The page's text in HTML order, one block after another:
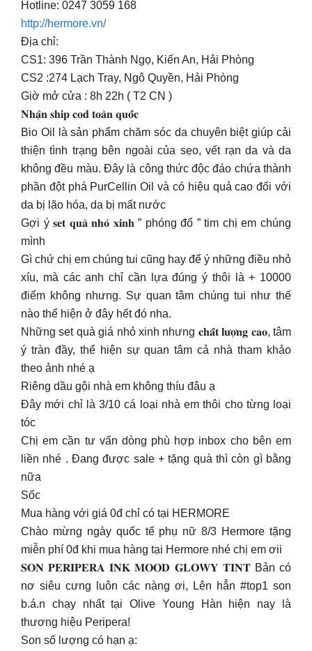
Hotline: 0247 3059 168
http://hermore.vn/
Địa chỉ:
CS1: 396 Trần Thành Ngọ, Kiến An, Hải Phòng
CS2 :274 Lạch Tray, Ngô Quyền, Hải Phòng
Giờ mở cửa : 8h 22h ( T2 CN )
𝐍𝐡𝐚̣̂𝐧 𝐬𝐡𝐢𝐩 𝐜𝐨𝐝 𝐭𝐨𝐚̀𝐧 𝐪𝐮𝐨̂́𝐜
Bio Oil là sản phẩm chăm sóc da chuyên biệt giúp cải
thiện tình trạng bên ngoài của sẹo, vết rạn da và da
không đều màu. Đây là công thức độc đáo chứa thành
phần đột phá PurCellin Oil và có hiệu quả cao đối với
da bị lão hóa, da bị mất nước
Gợi ý 𝐬𝐞𝐭 𝐪𝐮𝐚̀ 𝐧𝐡𝐨̉ 𝐱𝐢𝐧𝐡 ” phóng đổ ” tim chị em chúng
mình
Gì chứ chị em chúng tui cũng hay để ý những điều nhỏ
xíu, mà các anh chỉ cần lựa đúng ý thôi là + 10000
điểm không nhưng. Sự quan tâm chúng tui như thế
nào thể hiện ở đây hết đó nha.
Những set quà giá nhỏ xinh nhưng 𝐜𝐡𝐚̂́𝐭 𝐥𝐮̛𝐨̛̣𝐧𝐠 𝐜𝐚𝐨, tâm
ý tràn đầy, thể hiện sự quan tâm cả nhà tham khảo
theo ảnh nhé ạ
Riêng dầu gội nhà em không thíu đâu ạ
Đây mới chỉ là 3/10 cá loại nhà em thôi cho từng loại
tóc
Chị em cần tư vấn dòng phù hợp inbox cho bên em
liền nhé . Đang được sale + tặng quà thì còn gì bằng
nữa
Sốc
Mua hàng với giá 0đ chỉ có tại HERMORE
Chào mừng ngày quốc tế phụ nữ 8/3 Hermore tặng
miễn phí 0đ khi mua hàng tại Hermore nhé chị em ơii
𝐒𝐎𝐍 𝐏𝐄𝐑𝐈𝐏𝐄𝐑𝐀 𝐈𝐍𝐊 𝐌𝐎𝐎𝐃 𝐆𝐋𝐎𝐖𝐘 𝐓𝐈𝐍𝐓 Bản có
nơ siêu cưng luôn các nàng ơi, Lên hẳn #top1 son
b.á.n chạy nhất tại Olive Young Hàn hiện nay là
thương hiệu Peripera!
Son số lượng có hạn ạ: